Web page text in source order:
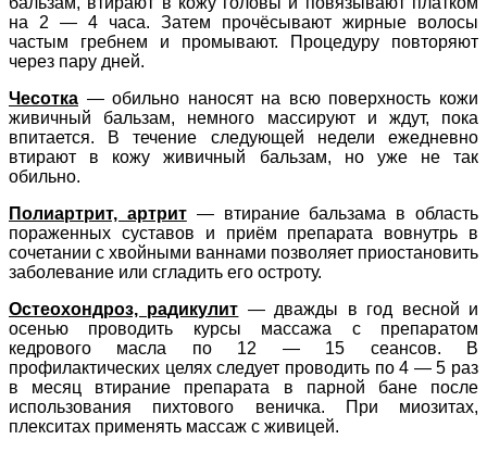
на 2 — 4 часа. Затем прочёсывают жирные волосы
частым гребнем и промывают. Процедуру повторяют
через пару дней.
Чесотка — обильно наносят на всю поверхность кожи
живичный бальзам, немного массируют и ждут, пока
впитается. В течение следующей недели ежедневно
втирают в кожу живичный бальзам, но уже не так
обильно.
Полиартрит, артрит — втирание бальзама в область
пораженных суставов и приём препарата вовнутрь в
сочетании с хвойными ваннами позволяет приостановить
заболевание или сгладить его остроту.
Остеохондроз, радикулит — дважды в год весной и
осенью проводить курсы массажа с препаратом
кедрового масла по 12 — 15 сеансов. В
профилактических целях следует проводить по 4 — 5 раз
в месяц втирание препарата в парной бане после
использования пихтового веничка. При миозитах,
плекситах применять массаж с живицей.